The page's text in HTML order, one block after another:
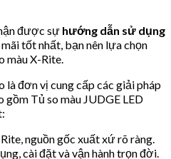
được sự hướng dẫn sử dụng
tốt nhất, bạn nên lựa chọn
màu X-Rite.
là đơn vị cung cấp các giải pháp
gồm Tủ so màu JUDGE LED
nguồn gốc xuất xứ rõ ràng.
cài đặt và vận hành trọn đời.